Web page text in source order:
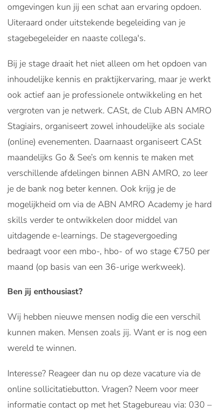
omgevingen kun jij een schat aan ervaring opdoen.
Uiteraard onder uitstekende begeleiding van je
stagebegeleider en naaste collega's.
Bij je stage draait het niet alleen om het opdoen van
inhoudelijke kennis en praktijkervaring, maar je werkt
ook actief aan je professionele ontwikkeling en het
vergroten van je netwerk. CASt, de Club ABN AMRO
Stagiairs, organiseert zowel inhoudelijke als sociale
(online) evenementen. Daarnaast organiseert CASt
maandelijks Go & See’s om kennis te maken met
verschillende afdelingen binnen ABN AMRO, zo leer
je de bank nog beter kennen. Ook krijg je de
mogelijkheid om via de ABN AMRO Academy je hard
skills verder te ontwikkelen door middel van
uitdagende e-learnings. De stagevergoeding
bedraagt voor een mbo-, hbo- of wo stage €750 per
maand (op basis van een 36-urige werkweek).
Ben jij enthousiast?
Wij hebben nieuwe mensen nodig die een verschil
kunnen maken. Mensen zoals jij. Want er is nog een
wereld te winnen.
Interesse? Reageer dan nu op deze vacature via de
online sollicitatiebutton. Vragen? Neem voor meer
informatie contact op met het Stagebureau via: 030 –